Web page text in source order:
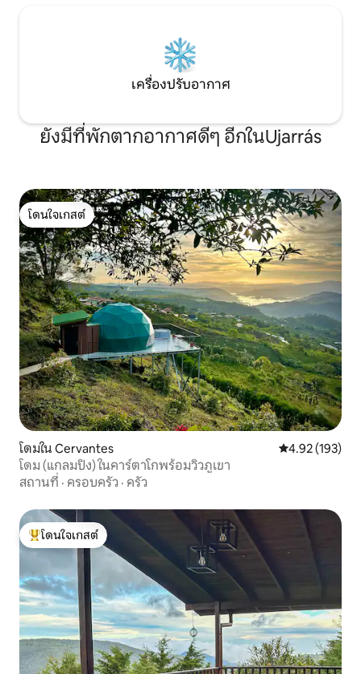
เครื่องปรับอากาศ
ยังมีที่พักตากอากาศดีๆ อีกในUjarrás
โดนใจเกสต์
โดนใจเกสต์
โดมใน Cervantes คะแนนเฉลี่ย
4.92 (193)
โดม (แกลมปิง) ในคาร์ตาโกพร้อมวิวภูเขา
สถานที่ · ครอบครัว · ครัว
โดนใจเกสต์ที่สุด
โดนใจเกสต์